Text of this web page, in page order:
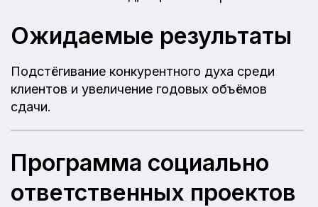
Ожидаемые результаты
Подстёгивание конкурентного духа среди
клиентов и увеличение годовых объёмов
сдачи.
Программа социально
ответственных проектов